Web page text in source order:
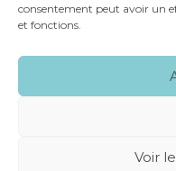
consentement peut avoir un
et fonctions.
Voir
Footer
NOS SPÉCIALITÉS
MENTIONS LÉGALES